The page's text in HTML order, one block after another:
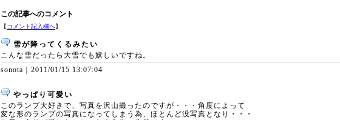
この記事へのコメント
【コメント記入欄へ】
雪が降ってくるみたい
こんな雪だったら大雪でも嬉しいですね。
sonota｜ 2011/01/15 13:07:04
やっぱり可愛い
このランプ大好きで、写真を沢山撮ったのですが・・・角度によって
変な形のランプの写真になってしまう為、ほとんど没写真となり・・・